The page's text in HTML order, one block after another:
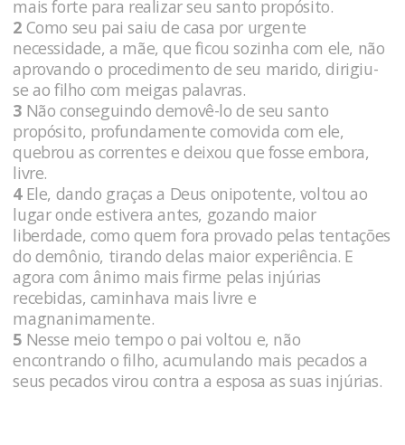
mais forte para realizar seu santo propósito.
2 Como seu pai saiu de casa por urgente
necessidade, a mãe, que ficou sozinha com ele, não
aprovando o procedimento de seu marido, dirigiu-
se ao filho com meigas palavras.
3 Não conseguindo demovê-lo de seu santo
propósito, profundamente comovida com ele,
quebrou as correntes e deixou que fosse embora,
livre.
4Ele, dando graças a Deus onipotente, voltou ao
lugar onde estivera antes, gozando maior
liberdade, como quem fora provado pelas tentações
do demônio, tirando delas maior experiência. E
agora com ânimo mais firme pelas injúrias
recebidas, caminhava mais livre e
magnanimamente.
5 Nesse meio tempo o pai voltou e, não
encontrando o filho, acumulando mais pecados a
seus pecados virou contra a esposa as suas injúrias.